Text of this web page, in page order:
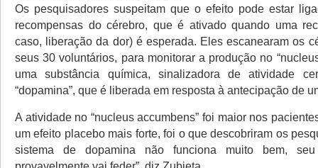
Os pesquisadores suspeitam que o efeito pode estar
recompensas do cérebro, que é ativado quando uma
caso, liberação da dor) é esperada. Eles escanearam os
seus 30 voluntários, para monitorar a produção no
uma substância química, sinalizadora de atividade
“dopamina”, que é liberada em resposta à antecipação de
A atividade no “nucleus accumbens” foi maior nos
um efeito placebo mais forte, foi o que descobriram os
sistema de dopamina não funciona muito bem,